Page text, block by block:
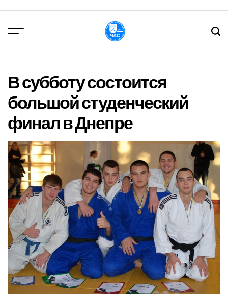
вмісту
В субботу состоится
большой студенческий
финал в Днепре